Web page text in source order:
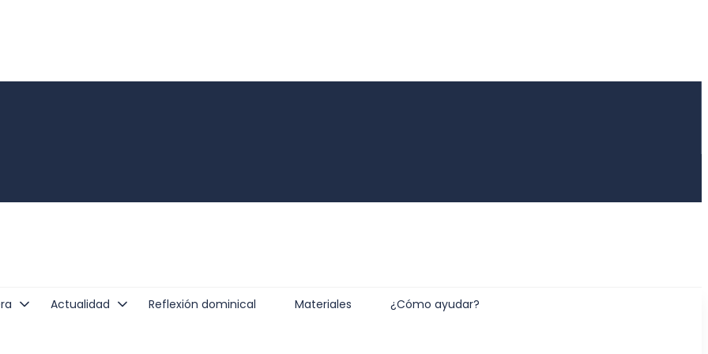
Actualidad Reflexión dominical Materiales ¿Cómo ayudar?